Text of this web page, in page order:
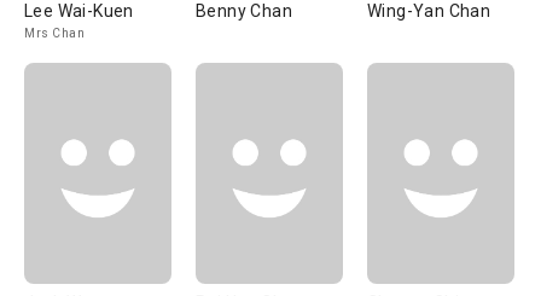
Lee Wai-Kuen
Mrs Chan
Benny Chan Wing-Yan Chan